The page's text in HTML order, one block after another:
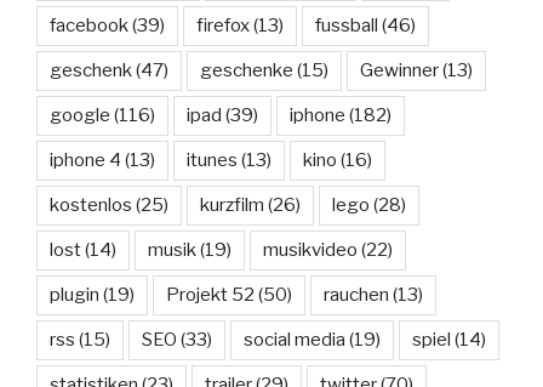
facebook(39) firefox(13) fussball (46)
geschenk(47) geschenke (15) Gewinner(13)
google (116) ipad (39) iphone (182)
iphone 4 (13) itunes (13) kino (16)
kostenlos (25) kurzfilm (26) lego (28)
lost(14) musik(19) musikvideo (22)
plugin (19) Projekt 52 (50) rauchen (13)
rss (15) SEO (33) social media (19) spiel (14)